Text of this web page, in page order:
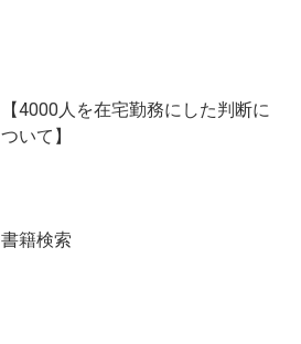
【4000人を在宅勤務にした判断に
ついて】
書籍検索